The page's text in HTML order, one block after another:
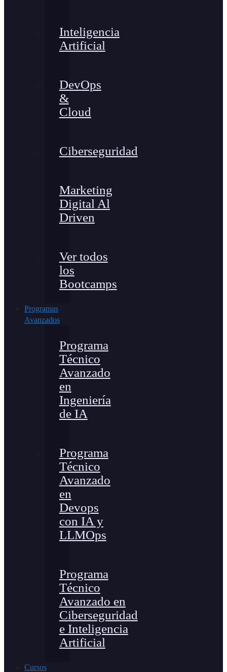
Inteligencia
Artificial
DevOps
&
Cloud
Ciberseguridad
Marketing
Digital Al
Driven
Ver todos
los
Bootcamps
Programas
Avanzados
Programa
Técnico
Avanzado
en
Ingeniería
de IA
Programa
Técnico
Avanzado
en
Devops
con IA y
LLMOps
Programa
Técnico
Avanzado en
Ciberseguridad
e Inteligencia
Artificial
Cursos